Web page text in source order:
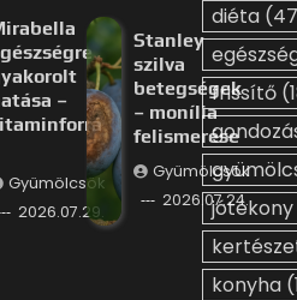
–
Gyümölcsök
2026.07.29.
Stanley
szilva
betegségek
– monília
felismerése
Gyümölcsök
2026.07.24.
diéta
frissítő
konyha